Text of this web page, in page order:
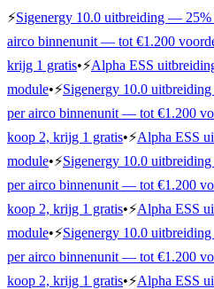
⚡Sigenergy 10.0 uitbreiding —
airco binnenunit — tot €1.200
krijg 1 gratis•⚡Alpha ESS
module•⚡Sigenergy 10.0
per airco binnenunit — tot €1.200
koop 2, krijg 1 gratis•⚡Alpha ESS
module•⚡Sigenergy 10.0
per airco binnenunit — tot €1.200
koop 2, krijg 1 gratis•⚡Alpha ESS
module•⚡Sigenergy 10.0
per airco binnenunit — tot €1.200
koop 2, krijg 1 gratis•⚡Alpha ESS